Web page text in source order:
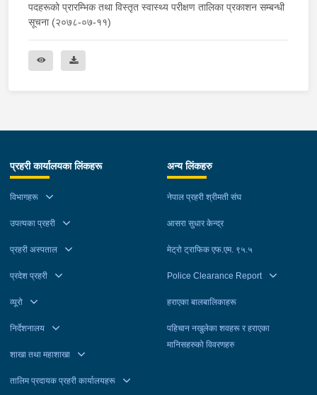
पदहरूको प्रारम्भिक तथा विस्तृत स्वास्थ्य परीक्षण तालिका प्रकाशन सम्बन्धी
सूचना (२०७८-०७-११)
प्रहरी कार्यालयका लिंकहरू
विभागहरू
उपत्यका प्रहरी
प्रहरी अस्पताल
प्रदेश प्रहरी
व्यूरो
निर्देशनालय
शाखा तथा महाशाखा
तालिम प्रदायक प्रहरी कार्यालयहरू
अन्य लिंकहरु
नेपाल प्रहरी श्रीमती संघ
आसरा सुधार केन्द्र
मेट्रो ट्राफिक एफ.एम. ९५.५
Police Clearance Report
हराएका बालबालिकाहरू
पहिचान नखुलेका शवहरू र हराएका
मानिसहरुको विवरणहरु